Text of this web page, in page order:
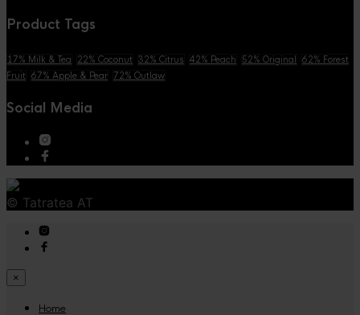
Product Tags
17% Milk & Tea 22% Coconut 32% Citrus 42% Peach 52% Original
62% Forest
Fruit
67% Apple & Pear 72% Outlaw
Social Media
© Tatratea AT
×
Home